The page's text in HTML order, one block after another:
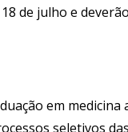
de julho e
em medicina
seletivos